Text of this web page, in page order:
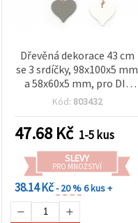
Dřevěná dekorace 43 cm
se 3 srdíčky, 98x100x5 mm
a 58x60x5 mm, pro DIY
hobby tvoření - 1 ks
Kód: 803432
47.68 Kč 1-5 kus
SLEVY
PRO MNOŽSTVÍ
38.14 Kč- 20 %6 kus +